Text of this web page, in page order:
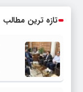
تازه ترین مطالب